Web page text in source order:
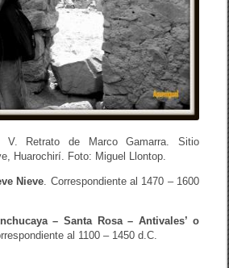
V. Retrato de Marco Gamarra. Sitio
Huarochirí. Foto: Miguel Llontop.
Nieve . Correspondiente al 1470 – 1600
– Santa Rosa – Antivales’ o
al 1100 – 1450 d.C.